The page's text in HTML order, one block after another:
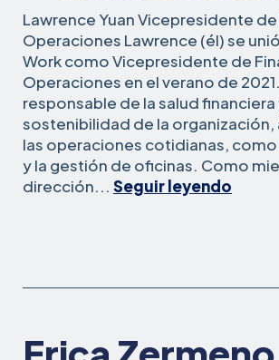
Lawrence Yuan Vicepresidente de
Operaciones Lawrence (él) se
Work como Vicepresidente de
Operaciones en el verano de
responsable de la salud financiera
sostenibilidad de la organización,
las operaciones cotidianas,
y la gestión de oficinas. Como
dirección... Seguir leyendo